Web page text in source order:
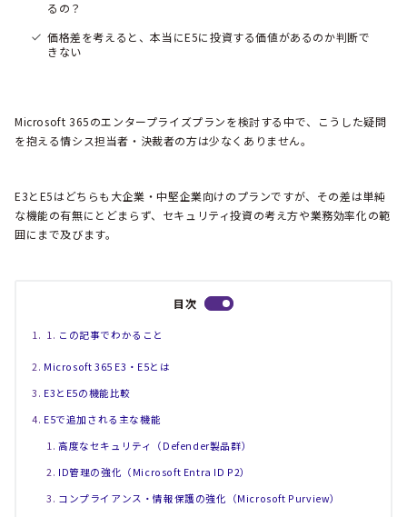
るの？
価格差を考えると、本当にE5に投資する価値があるのか判断で
きない
Microsoft 365のエンタープライズプランを検討する中で、こうした疑問
を抱える情シス担当者・決裁者の方は少なくありません。
E3とE5はどちらも大企業・中堅企業向けのプランですが、その差は単純
な機能の有無にとどまらず、セキュリティ投資の考え方や業務効率化の範
囲にまで及びます。
目次
この記事でわかること
Microsoft 365 E3・E5とは
E3とE5の機能比較
E5で追加される主な機能
高度なセキュリティ（Defender製品群）
ID管理の強化（Microsoft Entra ID P2）
コンプライアンス・情報保護の強化（Microsoft Purview）